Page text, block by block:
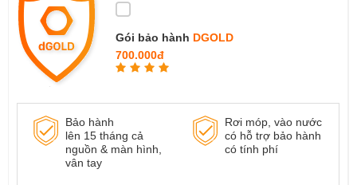
Gói bảo hành DGOLD
700.000đ
Bảo hành
lên 15 tháng cả
nguồn & màn hình,
vân tay
Rơi móp, vào nước
có hỗ trợ bảo hành
có tính phí